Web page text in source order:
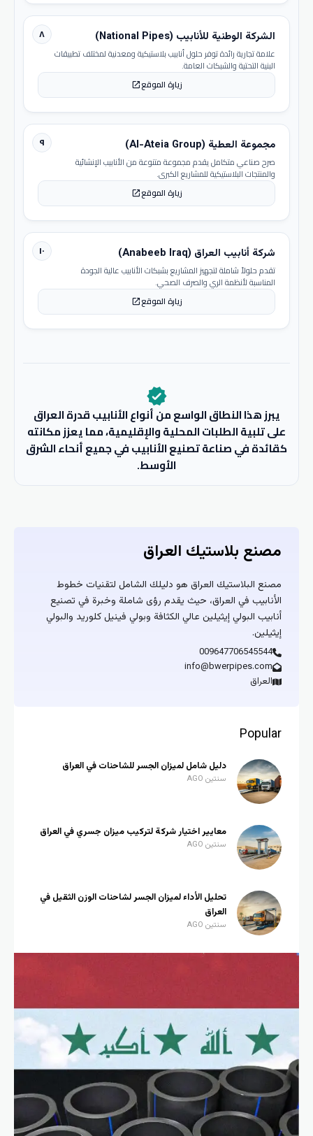
٨ الشركة الوطنية للأنابيب (National Pipes)
علامة تجارية رائدة توفر حلول أنابيب بلاستيكية ومعدنية لمختلف تطبيقات
البنية التحتية والشبكات العامة.
زيارة الموقعopen_in_new
٩ مجموعة العطية (Al-Ateia Group)
صرح صناعي متكامل يقدم مجموعة متنوعة من الأنابيب الإنشائية
والمنتجات البلاستيكية للمشاريع الكبرى.
زيارة الموقعopen_in_new
١٠ شركة أنابيب العراق (Anabeeb Iraq)
تقدم حلولاً شاملة لتجهيز المشاريع بشبكات الأنابيب عالية الجودة
المناسبة لأنظمة الري والصرف الصحي.
زيارة الموقعopen_in_new
verified
يبرز هذا النطاق الواسع من أنواع الأنابيب قدرة العراق
على تلبية الطلبات المحلية والإقليمية، مما يعزز مكانته
كقائدة في صناعة تصنيع الأنابيب في جميع أنحاء الشرق
الأوسط.
مصنع بلاستيك العراق
مصنع البلاستيك العراق هو دليلك الشامل لتقنيات خطوط
الأنابيب في العراق، حيث يقدم رؤى شاملة وخبرة في تصنيع
أنابيب البولي إيثيلين عالي الكثافة وبولي فينيل كلوريد والبولي
إيثيلين.
009647706545544
info@bwerpipes.com
العراق
Popular
دليل شامل لميزان الجسر للشاحنات في العراق
سنتين AGO
معايير اختيار شركة لتركيب ميزان جسري في العراق
سنتين AGO
تحليل الأداء لميزان الجسر لشاحنات الوزن الثقيل في
العراق
سنتين AGO